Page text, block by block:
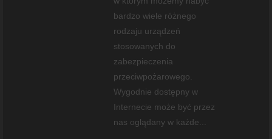
bardzo wiele różnego
rodzaju urządzeń
stosowanych do
zabezpieczenia
przeciwpożarowego.
Wygodnie dostępny w
Internecie może być przez
nas oglądany w każde...